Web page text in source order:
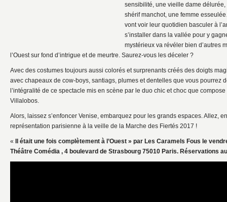
sensibilité, une vieille dame
shérif manchot, une femme
vont voir leur quotidien basculer à
s’installer dans la vallée pour y
mystérieux va révéler bien d’autres
l’Ouest sur fond d’intrigue et de meurtre. Saurez-vous les déceler ?
Avec des costumes toujours aussi colorés et surprenants créés des doigts
avec chapeaux de cow-boys, santiags, plumes et dentelles que vous pourrez
l’intégralité de ce spectacle mis en scène par le duo chic et choc que
Villalobos.
Alors, laissez s’enfoncer Venise, embarquez pour les grands espaces. Allez,
représentation parisienne à la veille de la Marche des Fiertés 2017 !
«
Il était une fois complètement à l’Ouest » par Les Caramels Fous le
Théâtre Comédia , 4 boulevard de Strasbourg 75010 Paris. Réservations